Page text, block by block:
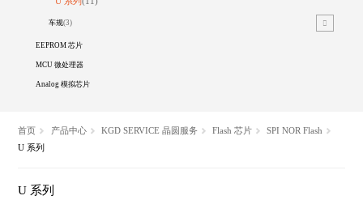
车规(3)
EEPROM 芯片
MCU 微处理器
Analog 模拟芯片
首页 产品中心 KGD SERVICE 晶圆服务 Flash 芯片
SPI NOR Flash
U 系列
U 系列